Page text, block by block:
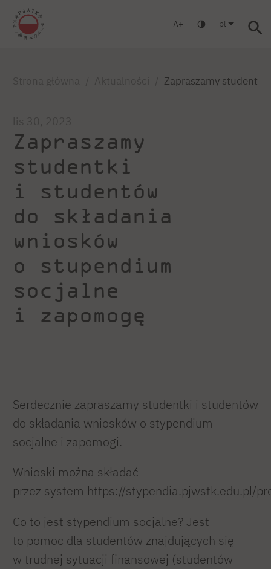
A pl
Zapraszamy studentki
Zapraszamy
studentki
i studentów
do składania
wniosków
o stupendium
socjalne
i zapomogę
Serdecznie zapraszamy studentki i studentów
do składania wniosków o stypendium
socjalne i zapomogi.
Wnioski można składać
przez system https://stypendia.pjwstk.edu.pl/
Co to jest stypendium socjalne? Jest
to pomoc dla studentów znajdujących się
w trudnej sytuacji finansowej (studentów